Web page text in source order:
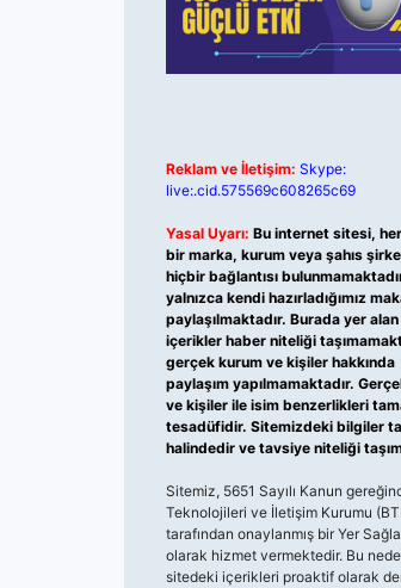
Reklam ve İletişim: Skype:
live:.cid.575569c608265c69
Yasal Uyarı: Bu internet sitesi,
bir marka, kurum veya şahıs
hiçbir bağlantısı
yalnızca kendi hazırladığımız
paylaşılmaktadır. Burada yer alan
içerikler haber niteliği
gerçek kurum ve kişiler hakkında
paylaşım yapılmamaktadır.
ve kişiler ile isim benzerlikleri
tesadüfidir. Sitemizdeki bilgiler
halindedir ve tavsiye niteliği
Sitemiz, 5651 Sayılı Kanun
Teknolojileri ve İletişim Kurumu
tarafından onaylanmış bir Yer
olarak hizmet vermektedir. Bu
sitedeki içerikleri proaktif olarak